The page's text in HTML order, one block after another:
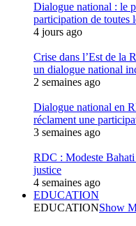
Dialogue national : le
participation de toutes
4 jours ago
Crise dans l’Est de la
un dialogue national
2 semaines ago
Dialogue national en
réclament une
3 semaines ago
RDC : Modeste
justice
4 semaines ago
EDUCATION
EDUCATIONShow